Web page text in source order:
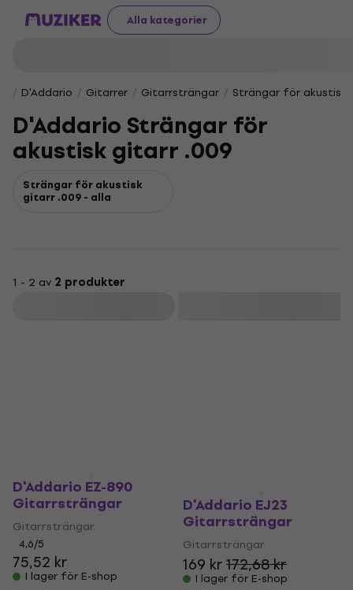
Alla kategorier
D'Addario Gitarrer Gitarrsträngar Strängar för akustisk
D'Addario Strängar för
akustisk gitarr .009
Strängar för akustisk
gitarr .009 - alla
1 - 2 av 2 produkter
D'Addario EZ-890
Gitarrsträngar
Gitarrsträngar
4,6/5
75,52 kr
I lager för E-shop
D'Addario EJ23
Gitarrsträngar
Gitarrsträngar
169 kr172,68 kr
I lager för E-shop